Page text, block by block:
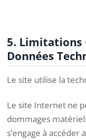
5. Limitations
Données
Le site utilise la
Le site Internet ne
dommages
s’engage à